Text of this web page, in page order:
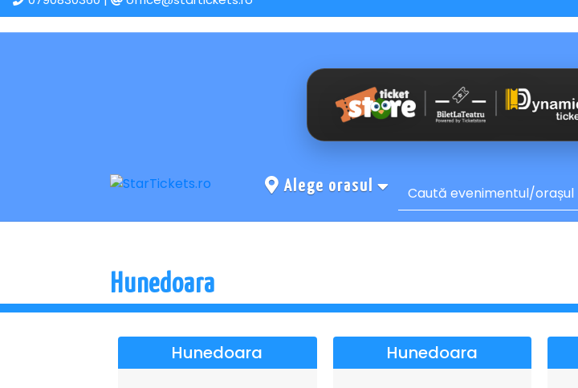
Alege orasul
Hunedoara
Hunedoara Hunedoara